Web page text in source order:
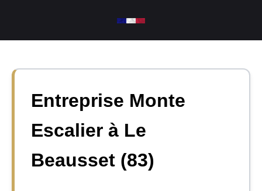
contenu
Entreprise Monte
Escalier à Le
Beausset (83)